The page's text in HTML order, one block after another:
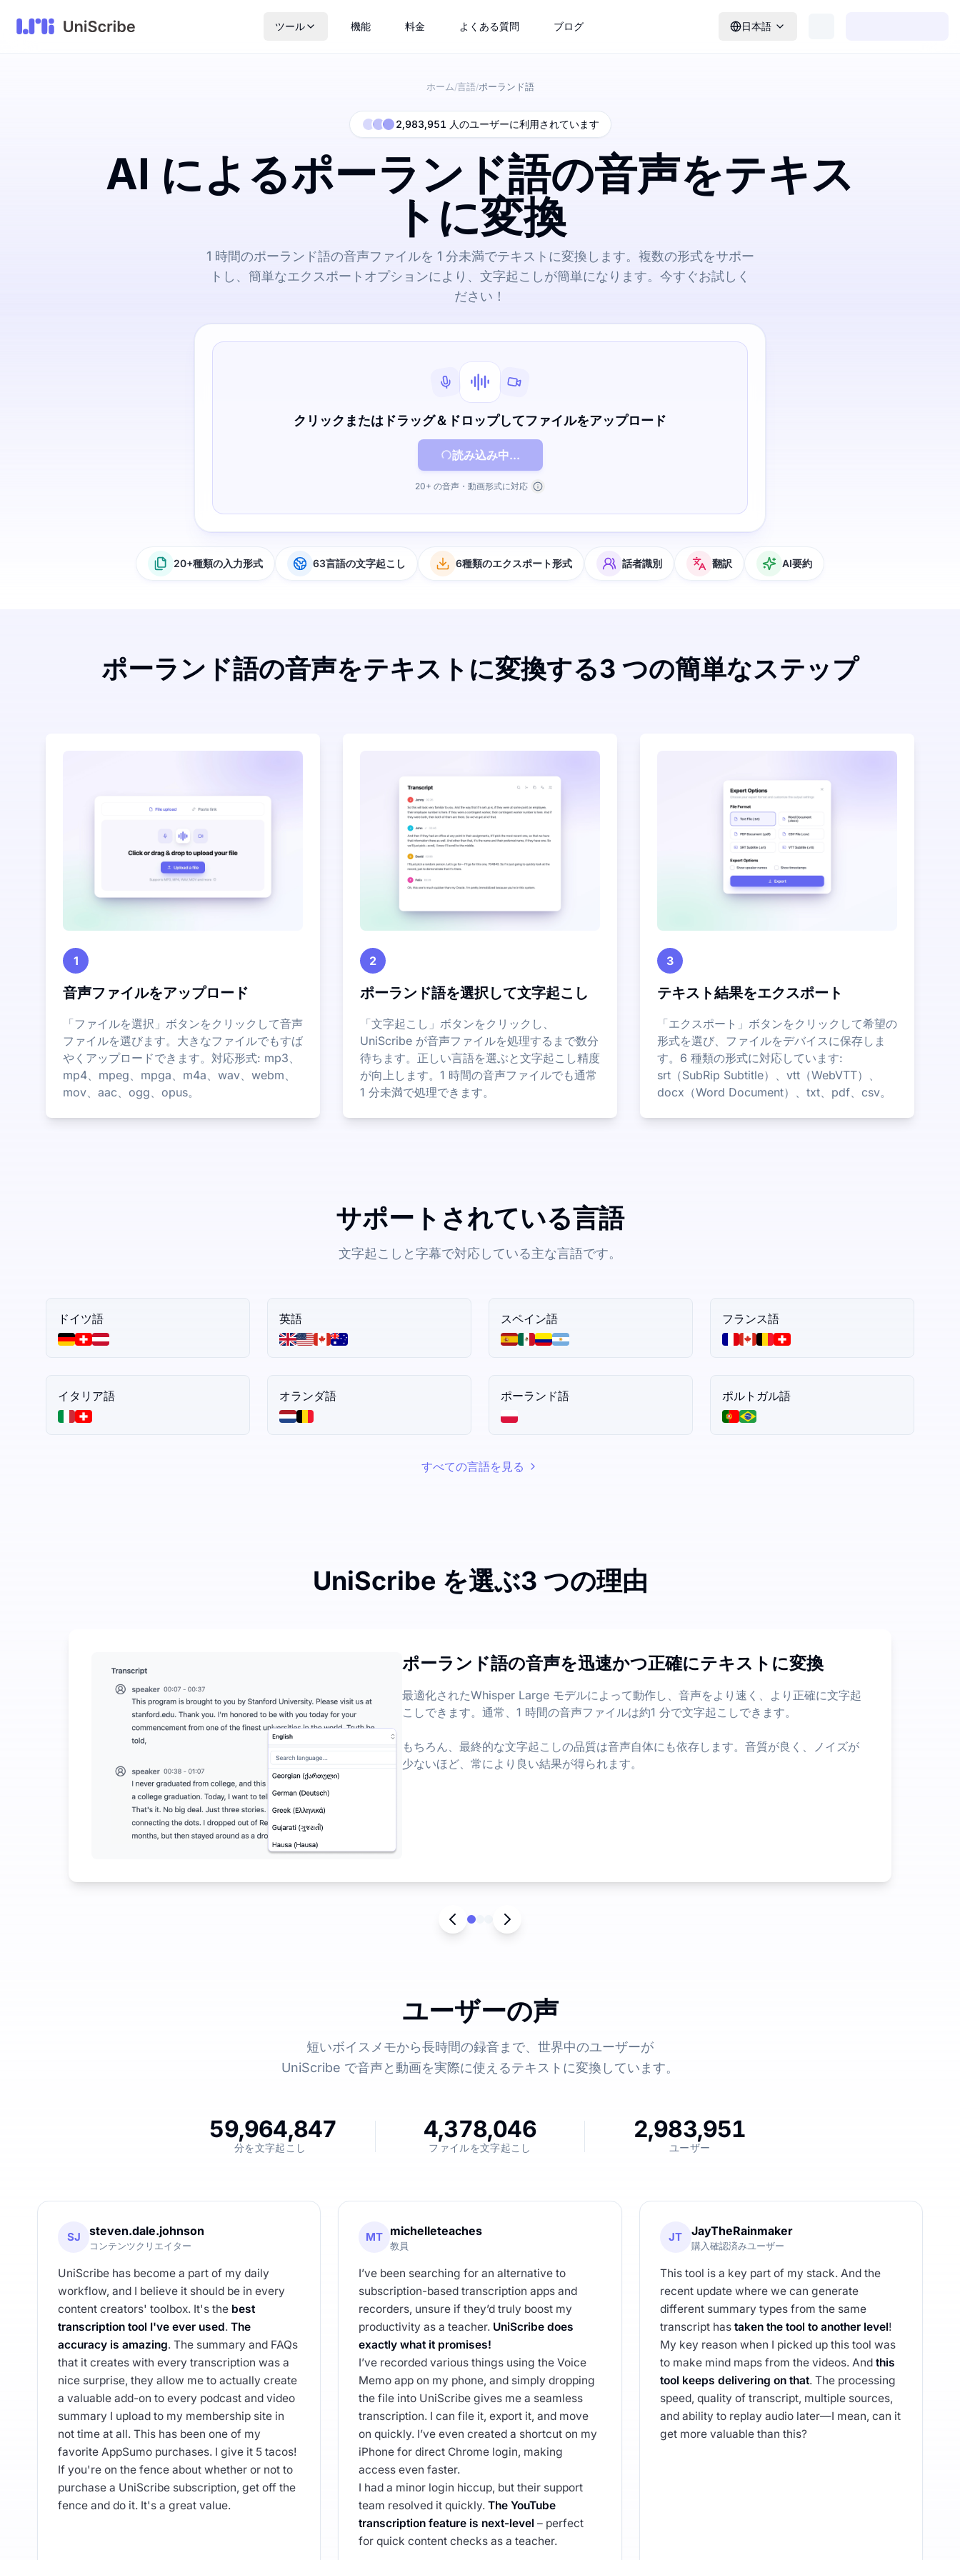
ツール 機能 料金 よくある質問 ブログ 日本語
ホーム /言語/ポーランド語
2,983,951 人のユーザーに利用されています
AI によるポーランド語の音声をテキス
トに変換
1 時間のポーランド語の音声ファイルを 1 分未満でテキストに変換します。複数の形式をサポー
トし、簡単なエクスポートオプションにより、文字起こしが簡単になります。今すぐお試しく
ださい！
クリックまたはドラッグ＆ドロップしてファイルをアップロード
読み込み中...
20+ の音声・動画形式に対応
20+種類の入力形式 63言語の文字起こし 6種類のエクスポート形式 話者識別 翻訳 AI要約
ポーランド語の音声をテキストに変換する3 つの簡単なステップ
1
音声ファイルをアップロード
「ファイルを選択」ボタンをクリックして音声
ファイルを選びます。大きなファイルでもすば
やくアップロードできます。対応形式: mp3、
mp4、mpeg、mpga、m4a、wav、webm、
mov、aac、ogg、opus。
2
ポーランド語を選択して文字起こし
「文字起こし」ボタンをクリックし、
UniScribe が音声ファイルを処理するまで数分
待ちます。正しい言語を選ぶと文字起こし精度
が向上します。1 時間の音声ファイルでも通常
1 分未満で処理できます。
3
テキスト結果をエクスポート
「エクスポート」ボタンをクリックして希望の
形式を選び、ファイルをデバイスに保存しま
す。6 種類の形式に対応しています:
srt（SubRip Subtitle）、vtt（WebVTT）、
docx（Word Document）、txt、pdf、csv。
サポートされている言語
文字起こしと字幕で対応している主な言語です。
ドイツ語 英語 スペイン語 フランス語
イタリア語 オランダ語 ポーランド語 ポルトガル語
すべての言語を見る
UniScribe を選ぶ3 つの理由
UniScribe は毎月 120 分の無料文字起こしを提供しており、1 日のファイル制限は 3 ファイルです。ファイルの長さやサイズの制限が少なく、多くの無料サービスより柔軟
音声からテキストへの変換を超えたAI機能がさらに利用可能です
音声および動画ファイルから自動的に要約、マインドマップ、重要なポイントを生成し、長いコンテンツから最も重要な情報を迅速に抽出するのに役立ちます。 これは、音
ポーランド語の音声を迅速かつ正確にテキストに変換
最適化されたWhisper Large モデルによって動作し、音声をより速く、より正確に文字起
こしできます。通常、1 時間の音声ファイルは約1 分で文字起こしできます。
もちろん、最終的な文字起こしの品質は音声自体にも依存します。音質が良く、ノイズが
少ないほど、常により良い結果が得られます。
ユーザーの声
短いボイスメモから長時間の録音まで、世界中のユーザーが
UniScribe で音声と動画を実際に使えるテキストに変換しています。
59,964,847
分を文字起こし
4,378,046
ファイルを文字起こし
2,983,951
ユーザー
SJ steven.dale.johnson
コンテンツクリエイター
UniScribe has become a part of my daily
workflow, and I believe it should be in every
content creators' toolbox. It's the best
transcription tool I've ever used. The
accuracy is amazing. The summary and FAQs
that it creates with every transcription was a
nice surprise, they allow me to actually create
a valuable add-on to every podcast and video
summary I upload to my membership site in
not time at all. This has been one of my
favorite AppSumo purchases. I give it 5 tacos!
If you're on the fence about whether or not to
purchase a UniScribe subscription, get off the
fence and do it. It's a great value.
MT michelleteaches
教員
I’ve been searching for an alternative to
subscription-based transcription apps and
recorders, unsure if they’d truly boost my
productivity as a teacher. UniScribe does
exactly what it promises!
I’ve recorded various things using the Voice
Memo app on my phone, and simply dropping
the file into UniScribe gives me a seamless
transcription. I can file it, export it, and move
on quickly. I’ve even created a shortcut on my
iPhone for direct Chrome login, making
access even faster.
I had a minor login hiccup, but their support
team resolved it quickly.The YouTube
transcription feature is next-level – perfect
for quick content checks as a teacher.
JT JayTheRainmaker
購入確認済みユーザー
This tool is a key part of my stack. And the
recent update where we can generate
different summary types from the same
transcript has taken the tool to another level!
My key reason when I picked up this tool was
to make mind maps from the videos. And this
tool keeps delivering on that. The processing
speed, quality of transcript, multiple sources,
and ability to replay audio later—I mean, can it
get more valuable than this?